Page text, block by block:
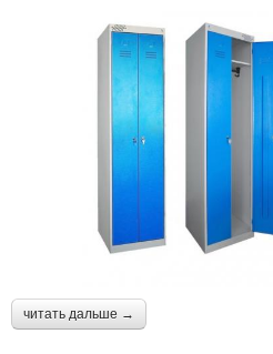
читать дальше →